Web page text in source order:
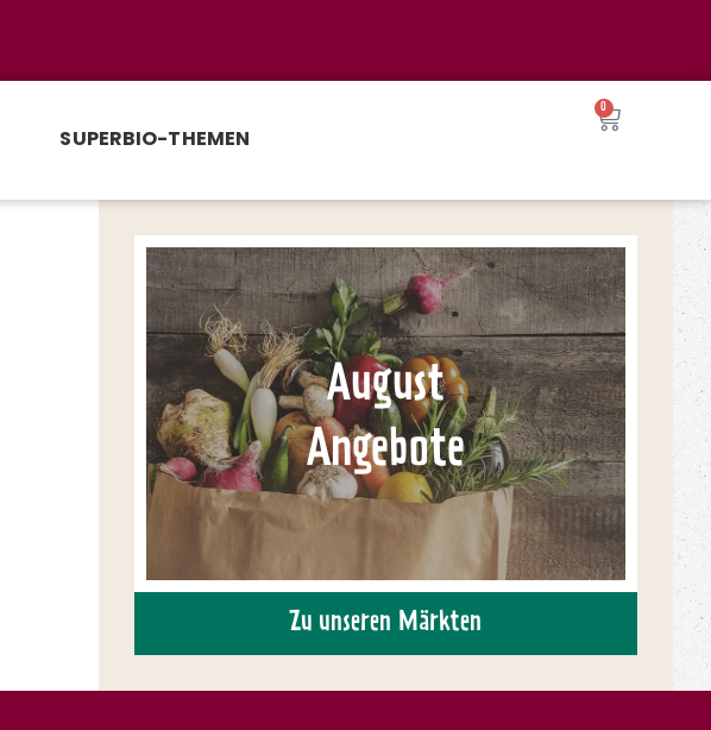
SUPERBIO-THEMEN
0
August
Angebote
Zu unseren Märkten